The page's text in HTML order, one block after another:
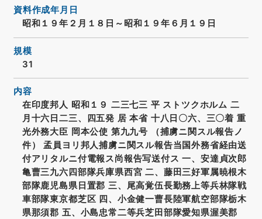
資料作成年月日
昭和１９年２月１８日～昭和１９年６月１９日
規模
31
内容
在印度邦人 昭和１９ 二三七三 平 ストツクホルム 二
月十六日二三、四五発 居 本省 十八日〇六、三〇着 重
光外務大臣 岡本公使 第九九号 （捕虜ニ関スル報告ノ
件） 孟員ヨリ邦人捕虜ニ関スル報告当国外務省経由送
付アリタルニ付電報ス尚報告写送付ス 一、安達貞次郎
亀曹三九六四部隊兵庫県西宮 二、藤田三好軍属暁根木
部隊鹿児島県日置郡 三、尾高覚伍長勤務上等兵林隊戦
車部隊東京都芝区 四、小金健一曹長陸軍航空部隊栃木
県那須郡 五、小島忠常二等兵芝田部隊愛知県渥美郡